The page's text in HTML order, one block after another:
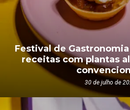
Festival de
receitas com plantas
30 de julho de